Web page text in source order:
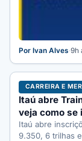
Por Ivan Alves·9h
CARREIRA E
Itaú abre
veja como se
Itaú abre
9.350, 6 trilhas